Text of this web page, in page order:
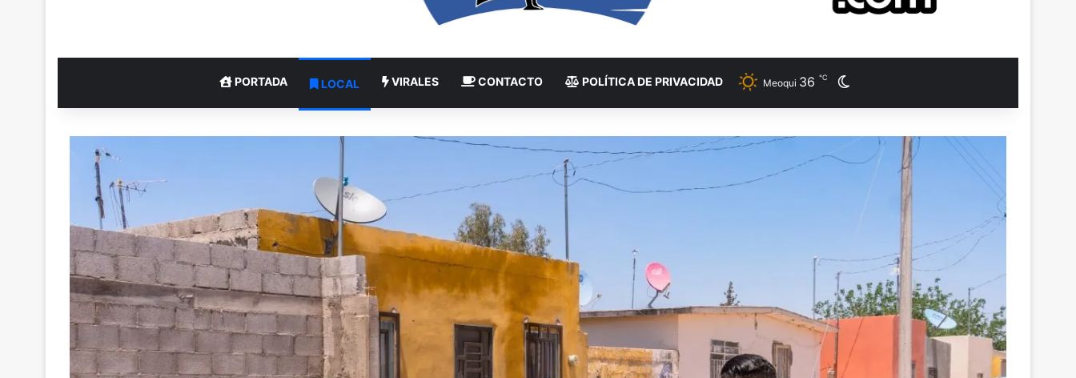
PORTADA LOCAL VIRALES CONTACTO POLÍTICA DE PRIVACIDAD Meoqui 36 ℃